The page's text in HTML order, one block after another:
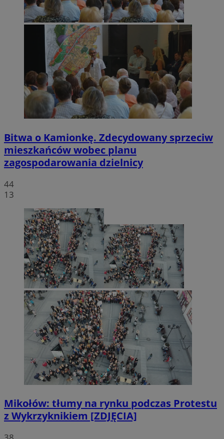
Bitwa o Kamionkę. Zdecydowany sprzeciw
mieszkańców wobec planu
zagospodarowania dzielnicy
44
13
Mikołów: tłumy na rynku podczas Protestu
z Wykrzyknikiem [ZDJĘCIA]